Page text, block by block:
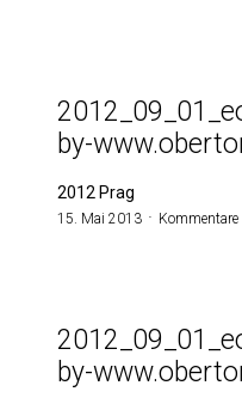
by-
2012 Prag
15. Mai 2013 Kommentare
by-